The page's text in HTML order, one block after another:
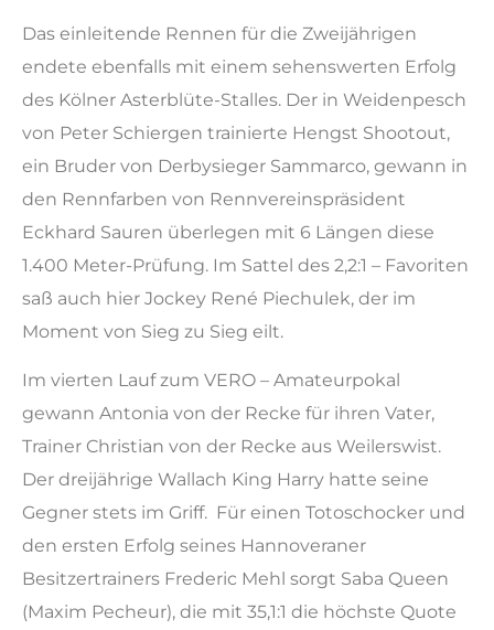
Das einleitende Rennen für die Zweijährigen
endete ebenfalls mit einem sehenswerten Erfolg
des Kölner Asterblüte-Stalles. Der in Weidenpesch
von Peter Schiergen trainierte Hengst Shootout,
ein Bruder von Derbysieger Sammarco, gewann in
den Rennfarben von Rennvereinspräsident
Eckhard Sauren überlegen mit 6 Längen diese
1.400 Meter-Prüfung. Im Sattel des 2,2:1 – Favoriten
saß auch hier Jockey René Piechulek, der im
Moment von Sieg zu Sieg eilt.
Im vierten Lauf zum VERO – Amateurpokal
gewann Antonia von der Recke für ihren Vater,
Trainer Christian von der Recke aus Weilerswist.
Der dreijährige Wallach King Harry hatte seine
Gegner stets im Griff. Für einen Totoschocker und
den ersten Erfolg seines Hannoveraner
Besitzertrainers Frederic Mehl sorgt Saba Queen
(Maxim Pecheur), die mit 35,1:1 die höchste Quote